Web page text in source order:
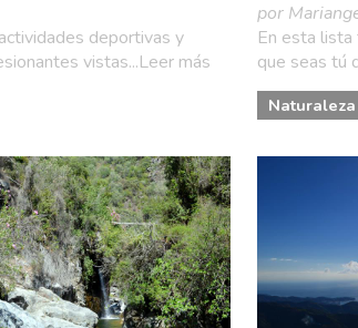
deportivas y
vistas...Leer más
por
En esta
que seas tú